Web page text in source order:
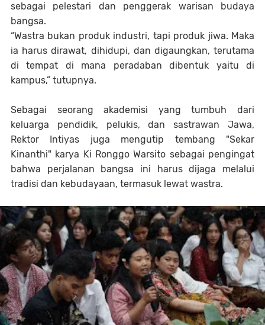
sebagai pelestari dan penggerak warisan budaya
bangsa.
“Wastra bukan produk industri, tapi produk jiwa. Maka
ia harus dirawat, dihidupi, dan digaungkan, terutama
di tempat di mana peradaban dibentuk yaitu di
kampus,” tutupnya.
Sebagai seorang akademisi yang tumbuh dari
keluarga pendidik, pelukis, dan sastrawan Jawa,
Rektor Intiyas juga mengutip tembang "Sekar
Kinanthi" karya Ki Ronggo Warsito sebagai pengingat
bahwa perjalanan bangsa ini harus dijaga melalui
tradisi dan kebudayaan, termasuk lewat wastra.